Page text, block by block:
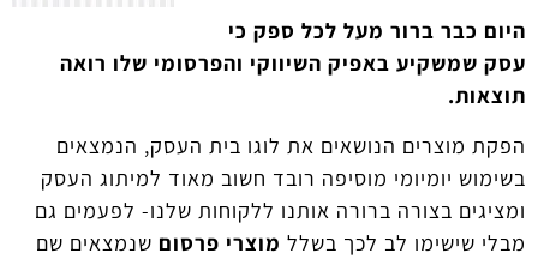
היום כבר ברור מעל לכל ספק כי
עסק שמשקיע באפיק השיווקי והפרסומי שלו רואה
תוצאות.
הפקת מוצרים הנושאים את לוגו בית העסק, הנמצאים
בשימוש יומיומי מוסיפה רובד חשוב מאוד למיתוג העסק
ומציגים בצורה ברורה אותנו ללקוחות שלנו- לפעמים גם
מבלי שישימו לב לכך בשלל מוצרי פרסום שנמצאים שם